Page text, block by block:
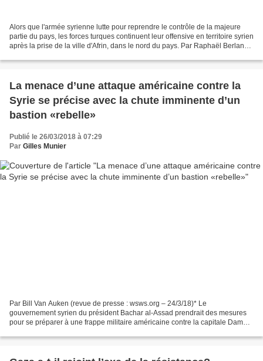
Alors que l'armée syrienne lutte pour reprendre le contrôle de la majeure
partie du pays, les forces turques continuent leur offensive en territoire syrien
après la prise de la ville d'Afrin, dans le nord du pays. Par Raphaël Berland
La menace d’une attaque américaine contre la
Syrie se précise avec la chute imminente d’un
bastion «rebelle»
Publié le 26/03/2018 à 07:29
Par Gilles Munier
Par Bill Van Auken (revue de presse : wsws.org – 24/3/18)* Le
gouvernement syrien du président Bachar al-Assad prendrait des mesures
pour se préparer à une frappe militaire américaine contre la capitale Damas.